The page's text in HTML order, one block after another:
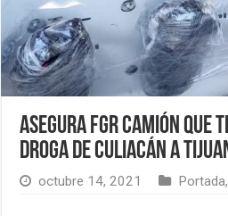
Asegura FGR camión
droga de Culiacán a
octubre 14, 2021 Portada